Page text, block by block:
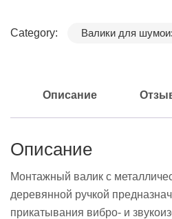
Category: Валики для
Описание
Описание
Монтажный валик с
деревянной ручкой
прикатывания вибро- и